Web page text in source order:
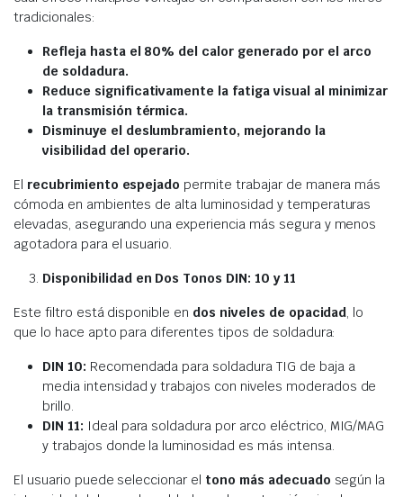
tradicionales:
Refleja hasta el 80% del calor generado por el arco
de soldadura.
Reduce significativamente la fatiga visual al minimizar
la transmisión térmica.
Disminuye el deslumbramiento, mejorando la
visibilidad del operario.
El recubrimiento espejado permite trabajar de manera más
cómoda en ambientes de alta luminosidad y temperaturas
elevadas, asegurando una experiencia más segura y menos
agotadora para el usuario.
Disponibilidad en Dos Tonos DIN: 10 y 11
Este filtro está disponible en dos niveles de opacidad, lo
que lo hace apto para diferentes tipos de soldadura:
DIN 10: Recomendada para soldadura TIG de baja a
media intensidad y trabajos con niveles moderados de
brillo.
DIN 11: Ideal para soldadura por arco eléctrico, MIG/MAG
y trabajos donde la luminosidad es más intensa.
El usuario puede seleccionar el tono más adecuado según la